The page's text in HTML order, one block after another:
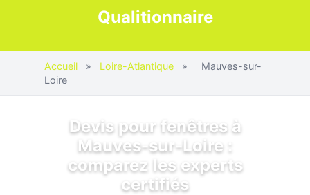
Qualitionnaire
Accueil » Loire-Atlantique »
Mauves-sur-
Loire
Devis pour fenêtres à
Mauves-sur-Loire :
comparez les experts
certifiés